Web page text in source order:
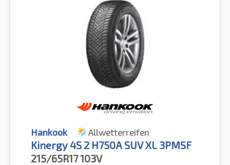
Hankook Allwetterreifen
Kinergy 4S 2 H750A SUV XL 3PMSF
215/65R17103V